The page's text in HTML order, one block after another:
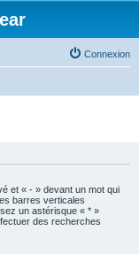
Connexion
et « - » devant un mot qui
barres verticales
un astérisque « * »
des recherches